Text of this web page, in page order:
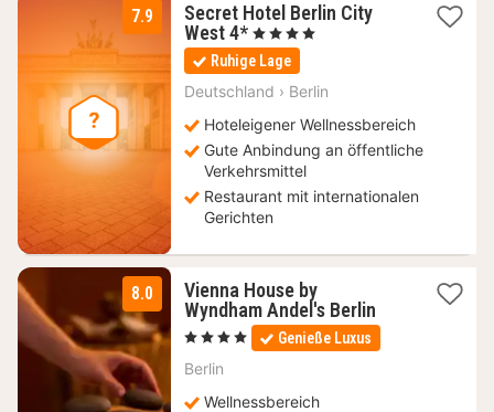
7.9
Secret Hotel Berlin City
West 4* 1
Nacht
ab
79
, 4 Sterne
Ruhige Lage
Deutschland › Berlin
Hoteleigener Wellnessbereich
Gute Anbindung an öffentliche
Verkehrsmittel
Restaurant mit internationalen
Gerichten
8.0
Vienna House by
Wyndham Andel's Berlin1
Nacht
ab
, 4 Sterne Genieße Luxus
Berlin
Wellnessbereich